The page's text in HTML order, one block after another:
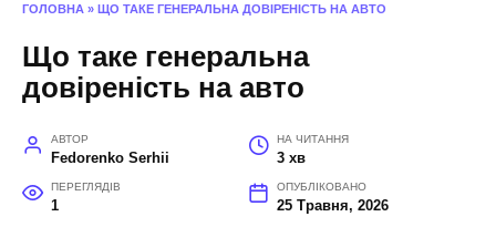
ГОЛОВНА » ЩО ТАКЕ ГЕНЕРАЛЬНА ДОВІРЕНІСТЬ НА АВТО
Що таке генеральна
довіреність на авто
АВТОР
Fedorenko Serhii
НА ЧИТАННЯ
3 хв
ПЕРЕГЛЯДІВ
1
ОПУБЛІКОВАНО
25 Травня, 2026